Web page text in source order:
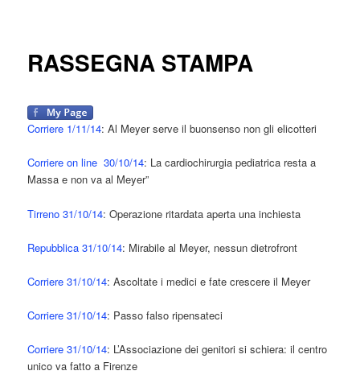
RASSEGNA STAMPA
Corriere 1/11/14: Al Meyer serve il buonsenso non gli elicotteri
Corriere on line 30/10/14: La cardiochirurgia pediatrica resta a
Massa e non va al Meyer”
Tirreno 31/10/14: Operazione ritardata aperta una inchiesta
Repubblica 31/10/14: Mirabile al Meyer, nessun dietrofront
Corriere 31/10/14: Ascoltate i medici e fate crescere il Meyer
Corriere 31/10/14: Passo falso ripensateci
Corriere 31/10/14: L’Associazione dei genitori si schiera: il centro
unico va fatto a Firenze